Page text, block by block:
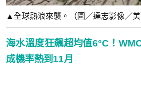
▲全球熱浪來襲。（圖／達志影像／美
海水溫度狂飆超均值6°C！
成機率熱到11月